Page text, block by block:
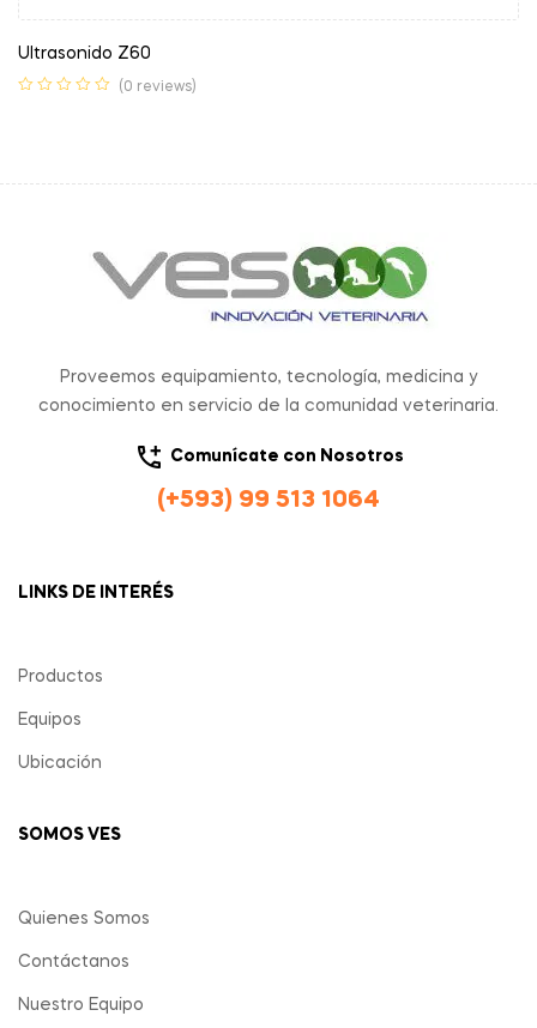
Ultrasonido Z60
(0 reviews)
Proveemos equipamiento, tecnología, medicina y
conocimiento en servicio de la comunidad veterinaria.
Comunícate con Nosotros
(+593) 99 513 1064
LINKS DE INTERÉS
Productos
Equipos
Ubicación
SOMOS VES
Quienes Somos
Contáctanos
Nuestro Equipo